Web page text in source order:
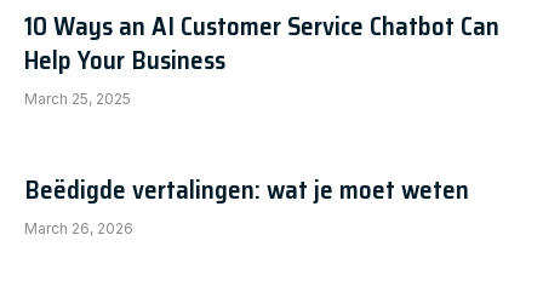
10 Ways an AI Customer Service Chatbot Can
Help Your Business
March 25, 2025
Beëdigde vertalingen: wat je moet weten
March 26, 2026